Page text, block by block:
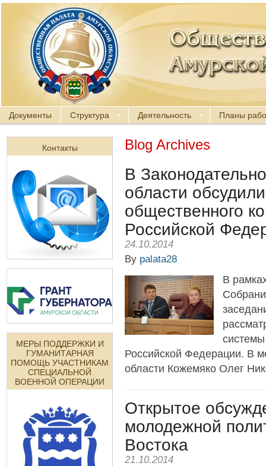
Документы Структура Деятельность Планы
Контакты
МЕРЫ ПОДДЕРЖКИ И
ГУМАНИТАРНАЯ
ПОМОЩЬ УЧАСТНИКАМ
СПЕЦИАЛЬНОЙ
ВОЕННОЙ ОПЕРАЦИИ
Blog Archives
В
области
общественного
Российской
24.10.2014
By palata28
В
системы
Российской Федерации. В
области Кожемяко Олег
Открытое
молодежной
Востока
21.10.2014